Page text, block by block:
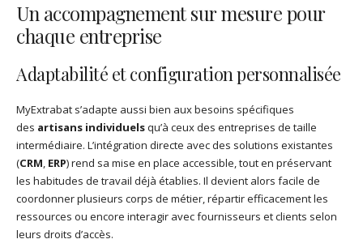
Un accompagnement sur mesure pour
chaque entreprise
Adaptabilité et configuration personnalisée
MyExtrabat s’adapte aussi bien aux besoins spécifiques
des artisans individuelsqu’à ceux des entreprises de taille
intermédiaire. L’intégration directe avec des solutions existantes
(CRM, ERP) rend sa mise en place accessible, tout en préservant
les habitudes de travail déjà établies. Il devient alors facile de
coordonner plusieurs corps de métier, répartir efficacement les
ressources ou encore interagir avec fournisseurs et clients selon
leurs droits d’accès.